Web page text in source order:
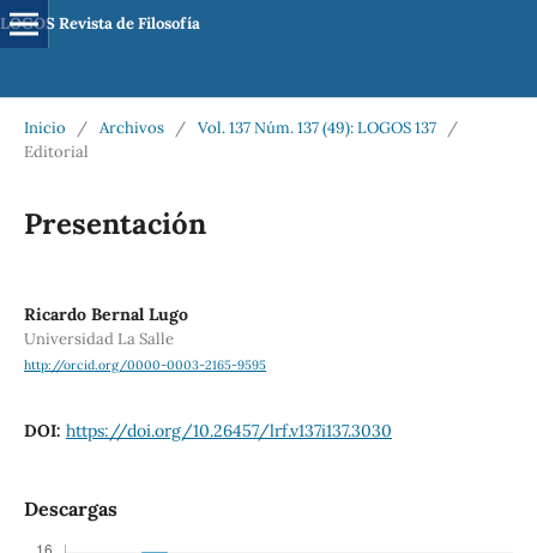
LOGOS Revista de Filosofía
Inicio / Archivos / Vol. 137 Núm. 137 (49): LOGOS 137
/
Editorial
Presentación
Ricardo Bernal Lugo
Universidad La Salle
http://orcid.org/0000-0003-2165-9595
DOI: https://doi.org/10.26457/lrf.v137i137.3030
Descargas